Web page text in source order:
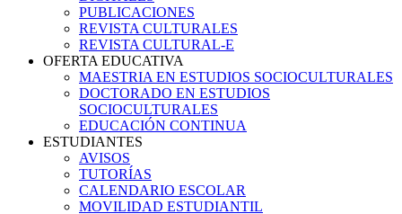
PUBLICACIONES
REVISTA CULTURALES
REVISTA CULTURAL-E
OFERTA EDUCATIVA
MAESTRIA EN ESTUDIOS SOCIOCULTURALES
DOCTORADO EN ESTUDIOS
SOCIOCULTURALES
EDUCACIÓN CONTINUA
ESTUDIANTES
AVISOS
TUTORÍAS
CALENDARIO ESCOLAR
MOVILIDAD ESTUDIANTIL